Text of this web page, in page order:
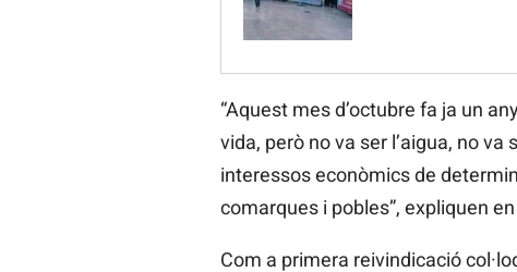
“Aquest mes d’octubre fa ja un
vida, però no va ser l’aigua, no va
interessos econòmics de
comarques i pobles”, expliquen
Com a primera reivindicació